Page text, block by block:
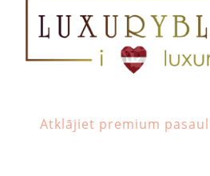
Atklājiet premium